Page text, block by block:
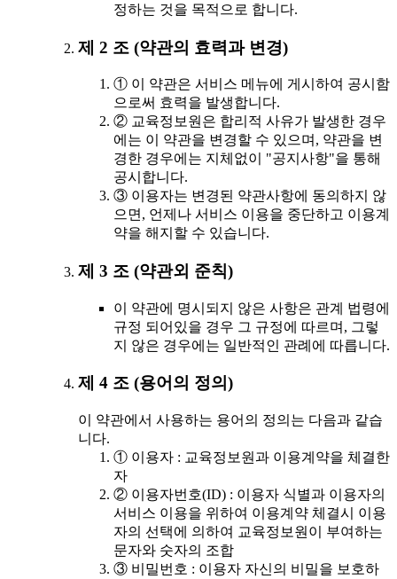
정하는 것을 목적으로 합니다.
제 2 조 (약관의 효력과 변경)
① 이 약관은 서비스 메뉴에 게시하여 공시함
으로써 효력을 발생합니다.
② 교육정보원은 합리적 사유가 발생한 경우
에는 이 약관을 변경할 수 있으며, 약관을 변
경한 경우에는 지체없이 "공지사항"을 통해
공시합니다.
③ 이용자는 변경된 약관사항에 동의하지 않
으면, 언제나 서비스 이용을 중단하고 이용계
약을 해지할 수 있습니다.
제 3 조 (약관외 준칙)
이 약관에 명시되지 않은 사항은 관계 법령에
규정 되어있을 경우 그 규정에 따르며, 그렇
지 않은 경우에는 일반적인 관례에 따릅니다.
제 4 조 (용어의 정의)
이 약관에서 사용하는 용어의 정의는 다음과 같습
니다.
① 이용자 : 교육정보원과 이용계약을 체결한
자
② 이용자번호(ID) : 이용자 식별과 이용자의
서비스 이용을 위하여 이용계약 체결시 이용
자의 선택에 의하여 교육정보원이 부여하는
문자와 숫자의 조합
③ 비밀번호 : 이용자 자신의 비밀을 보호하